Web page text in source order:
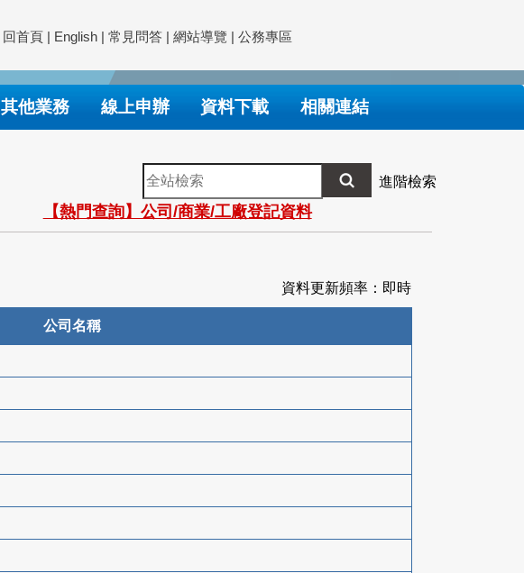
回首頁 | English | 常見問答 | 網站導覽 | 公務專區
其他業務 線上申辦 資料下載 相關連結
全
站
檢
索
進階檢索
【熱門查詢】公司/商業/工廠登記資料
資料更新頻率：即時
公司名稱